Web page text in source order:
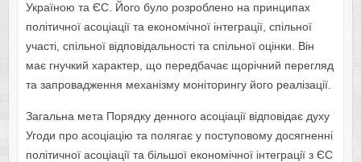
Україною та ЄС. Його було розроблено на принципах
політичної асоціації та економічної інтеграції, спільної
участі, спільної відповідальності та спільної оцінки. Він
має гнучкий характер, що передбачає щорічний перегляд
та запровадження механізму моніторингу його реалізації.
Загальна мета Порядку денного асоціації відповідає духу
Угоди про асоціацію та полягає у поступовому досягненні
політичної асоціації та більшої економічної інтеграції з ЄС